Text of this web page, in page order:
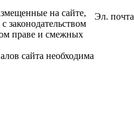
на сайте,
законодательством
праве и смежных
сайта необходима
Эл.